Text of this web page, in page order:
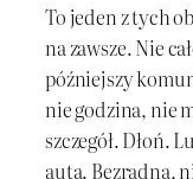
To jeden z tych
na zawsze. Nie
późniejszy
nie godzina, nie
szczegół. Dłoń.
auta. Bezradna,